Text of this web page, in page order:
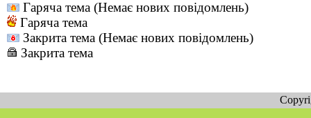
Гаряча тема (Немає нових повідомлень)
Гаряча тема
Закрита тема (Немає нових повідомлень)
Закрита тема